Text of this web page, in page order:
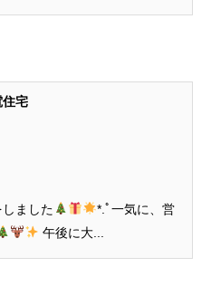
住宅
ました
*.ﾟ一気に、営
午後に大...